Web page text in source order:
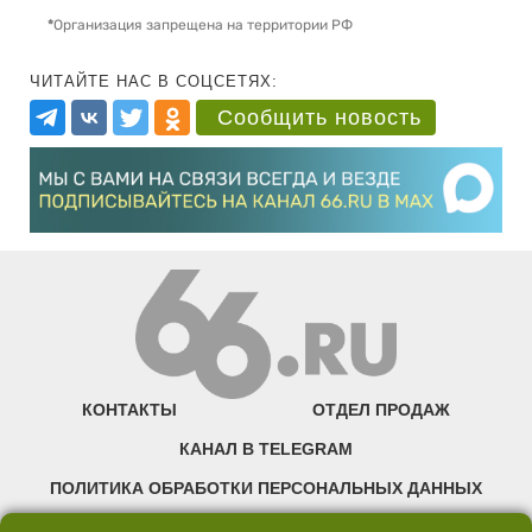
*Организация запрещена на территории РФ
ЧИТАЙТЕ НАС В СОЦСЕТЯХ:
Сообщить новость
КОНТАКТЫ ОТДЕЛ ПРОДАЖ
КАНАЛ В TELEGRAM
ПОЛИТИКА ОБРАБОТКИ ПЕРСОНАЛЬНЫХ ДАННЫХ